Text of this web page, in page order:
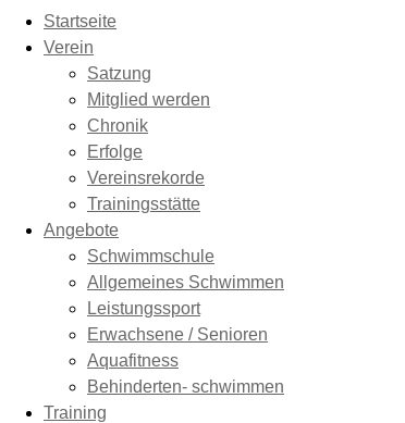
Startseite
Verein
Satzung
Mitglied werden
Chronik
Erfolge
Vereinsrekorde
Trainingsstätte
Angebote
Schwimmschule
Allgemeines Schwimmen
Leistungssport
Erwachsene / Senioren
Aquafitness
Behinderten- schwimmen
Training